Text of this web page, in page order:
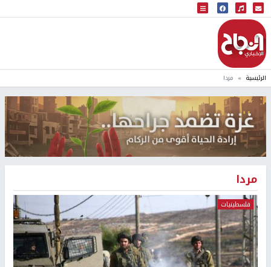
البث المباشر
إذاعة النجاح
الرئيسية مردا
مردا
فلسطينيات